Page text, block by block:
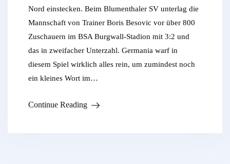
Nord einstecken. Beim Blumenthaler SV unterlag die
Mannschaft von Trainer Boris Besovic vor über 800
Zuschauern im BSA Burgwall-Stadion mit 3:2 und
das in zweifacher Unterzahl. Germania warf in
diesem Spiel wirklich alles rein, um zumindest noch
ein kleines Wort im…
Continue Reading